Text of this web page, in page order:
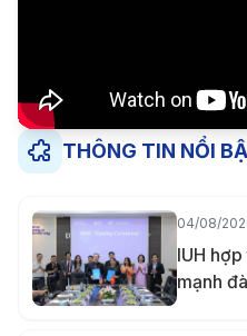
THÔNG TIN NỔI
04/08/
IUH
mạnh
sức khỏe